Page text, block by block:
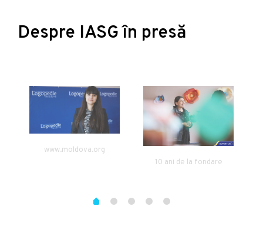
Despre IASG în presă
www.moldova.org
10 ani de la fondare